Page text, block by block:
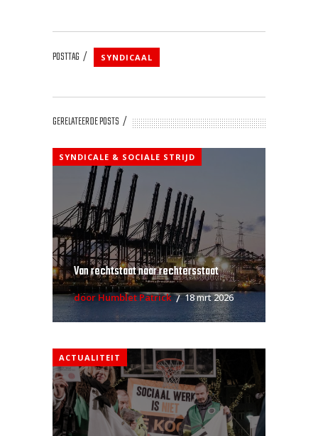
POSTTAG SYNDICAAL
GERELATEERDE POSTS
SYNDICALE & SOCIALE STRIJD
Van rechtstaat naar rechtersstaat
door Humblet Patrick 18 mrt 2026
ACTUALITEIT